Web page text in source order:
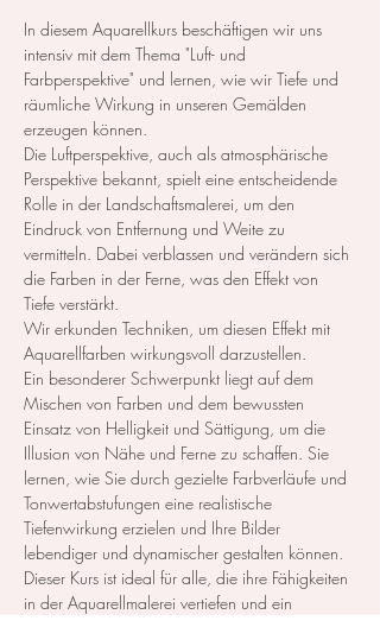
In diesem Aquarellkurs beschäftigen wir uns
intensiv mit dem Thema "Luft- und
Farbperspektive" und lernen, wie wir Tiefe und
räumliche Wirkung in unseren Gemälden
erzeugen können.
Die Luftperspektive, auch als atmosphärische
Perspektive bekannt, spielt eine entscheidende
Rolle in der Landschaftsmalerei, um den
Eindruck von Entfernung und Weite zu
vermitteln. Dabei verblassen und verändern sich
die Farben in der Ferne, was den Effekt von
Tiefe verstärkt.
Wir erkunden Techniken, um diesen Effekt mit
Aquarellfarben wirkungsvoll darzustellen.
Ein besonderer Schwerpunkt liegt auf dem
Mischen von Farben und dem bewussten
Einsatz von Helligkeit und Sättigung, um die
Illusion von Nähe und Ferne zu schaffen. Sie
lernen, wie Sie durch gezielte Farbverläufe und
Tonwertabstufungen eine realistische
Tiefenwirkung erzielen und Ihre Bilder
lebendiger und dynamischer gestalten können.
Dieser Kurs ist ideal für alle, die ihre Fähigkeiten
in der Aquarellmalerei vertiefen und ein